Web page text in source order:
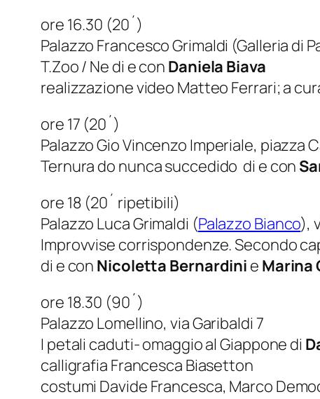
ore 16.30 (20´)
Palazzo Francesco Grimaldi (Galleria di
T.Zoo / Ne di e con Daniela Biava
realizzazione video Matteo Ferrari; a
ore 17 (20´)
Palazzo Gio Vincenzo Imperiale, piazza
Ternura do nunca succedido di e con
ore 18 (20´ ripetibili)
Palazzo Luca Grimaldi (Palazzo Bianco),
Improvvise corrispondenze. Secondo
di e con Nicoletta Bernardini e Marina
ore 18.30 (90´)
Palazzo Lomellino, via Garibaldi 7
I petali caduti- omaggio al Giappone di
calligrafia Francesca Biasetton
costumi Davide Francesca, Marco